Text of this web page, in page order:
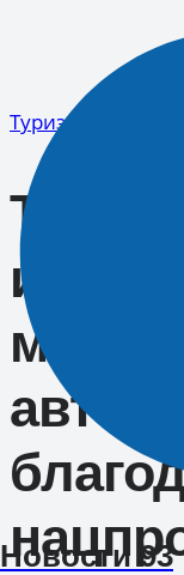
содержимому
Новости 93
Туризм